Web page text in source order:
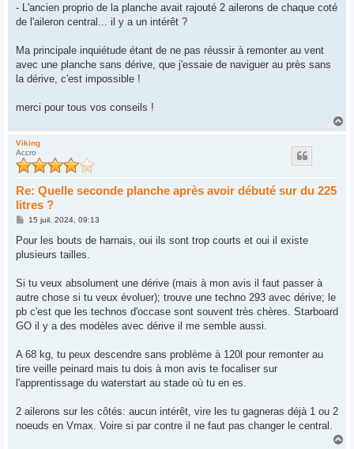
- L'ancien proprio de la planche avait rajouté 2 ailerons de chaque coté
de l'aileron central... il y a un intérêt ?
Ma principale inquiétude étant de ne pas réussir à remonter au vent
avec une planche sans dérive, que j'essaie de naviguer au près sans
la dérive, c'est impossible !
merci pour tous vos conseils !
a
Viking
Accro
Re: Quelle seconde planche après avoir débuté sur du 225
litres ?
M
s
a
15 juil. 2024, 09:13
Pour les bouts de harnais, oui ils sont trop courts et oui il existe
plusieurs tailles.
Si tu veux absolument une dérive (mais à mon avis il faut passer à
autre chose si tu veux évoluer); trouve une techno 293 avec dérive; le
pb c'est que les technos d'occase sont souvent très chères. Starboard
GO il y a des modèles avec dérive il me semble aussi.
A 68 kg, tu peux descendre sans problème à 120l pour remonter au
tire veille peinard mais tu dois à mon avis te focaliser sur
l'apprentissage du waterstart au stade où tu en es.
2 ailerons sur les côtés: aucun intérêt, vire les tu gagneras déjà 1 ou 2
noeuds en Vmax. Voire si par contre il ne faut pas changer le central.